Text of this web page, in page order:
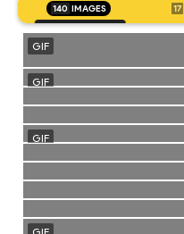
140 IMAGES 17